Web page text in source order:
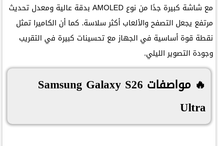
مع شاشة كبيرة جدًا من نوع AMOLED بدقة عالية ومعدل تحديث
مرتفع يجعل التصفح والألعاب أكثر سلاسة. كما أن الكاميرا تمثل
نقطة قوة أساسية في الجهاز مع تحسينات كبيرة في التقريب
وجودة التصوير الليلي.
🔥 مواصفات Samsung Galaxy S26
Ultra